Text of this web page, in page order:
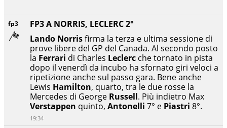
fp3
FP3 A NORRIS, LECLERC 2°
Lando Norrisfirma la terza e ultima sessione di
prove libere del GP del Canada. Al secondo posto
la Ferrari di Charles Leclerc che tornato in pista
dopo il venerdì da incubo ha sfornato giri veloci a
ripetizione anche sul passo gara. Bene anche
Lewis Hamilton, quarto, tra le due rosse la
Mercedes di George Russell. Più indietro Max
Verstappen quinto, Antonelli 7° e Piastri 8°.
19:34